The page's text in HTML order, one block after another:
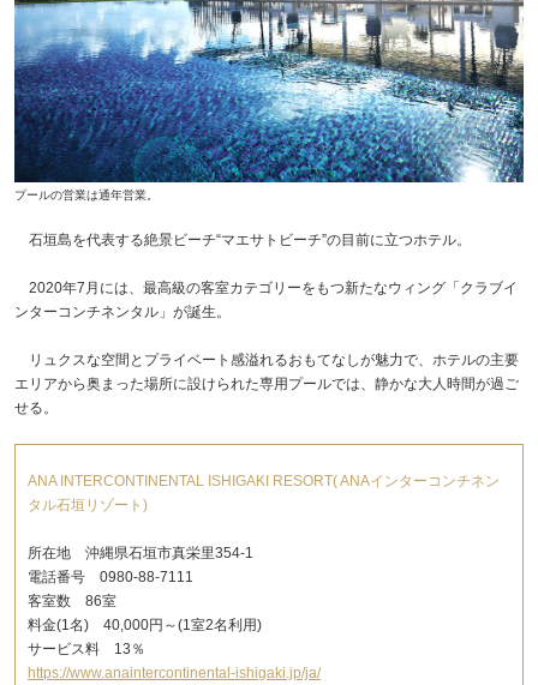
プールの営業は通年営業。
石垣島を代表する絶景ビーチ“マエサトビーチ”の目前に立つホテル。
2020年7月には、最高級の客室カテゴリーをもつ新たなウィング「クラブイ
ンターコンチネンタル」が誕生。
リュクスな空間とプライベート感溢れるおもてなしが魅力で、ホテルの主要
エリアから奥まった場所に設けられた専用プールでは、静かな大人時間が過ご
せる。
ANA INTERCONTINENTAL ISHIGAKI RESORT( ANAインターコンチネン
タル石垣リゾート)
所在地 沖縄県石垣市真栄里354-1
電話番号 0980-88-7111
客室数 86室
料金(1名) 40,000円～(1室2名利用)
サービス料 13％
https://www.anaintercontinental-ishigaki.jp/ja/